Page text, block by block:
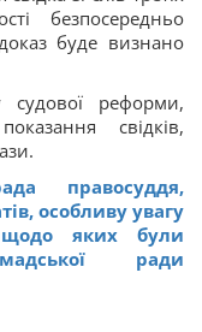
безпосередньо
буде визнано
судової реформи,
свідків,
правосуддя,
особливу увагу
щодо яких були
ради